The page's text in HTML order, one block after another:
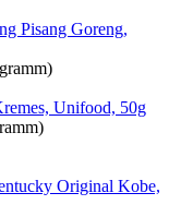
Pisang Goreng,
Unifood, 50g
Original Kobe,